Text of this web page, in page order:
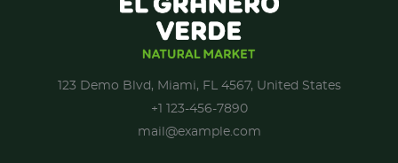
123 Demo Blvd, Miami, FL 4567, United States
+1 123-456-7890
mail@example.com